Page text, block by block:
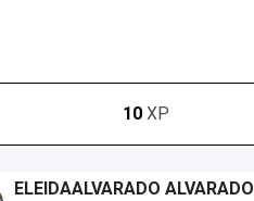
10 XP
ELEIDAALVARADO ALVARADO